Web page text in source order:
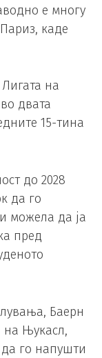
е многу
каде
на
двата
15-тина
до 2028
да го
можела да ја
пред
Баерн
на Њукасл,
го напушти